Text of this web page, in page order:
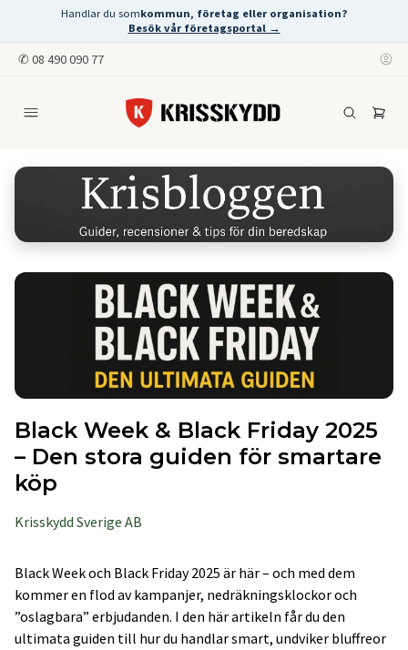
Handlar du somkommun, företag eller organisation?
Besök vår företagsportal →
✆ 08 490 090 77
Black Week & Black Friday 2025
– Den stora guiden för smartare
köp
Krisskydd Sverige AB
Black Week och Black Friday 2025 är här – och med dem
kommer en flod av kampanjer, nedräkningsklockor och
”oslagbara” erbjudanden. I den här artikeln får du den
ultimata guiden till hur du handlar smart, undviker bluffreor